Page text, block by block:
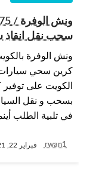
سحب نقل انقاذ
ونش الوفرة
كرين سحي
الكويت على
بسحب و نقل
في تلبية الطلب
rwan1 فبراير 22, 2021